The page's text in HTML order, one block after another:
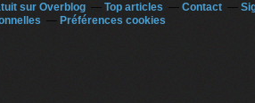
sur Overblog Top articles Contact
Préférences cookies